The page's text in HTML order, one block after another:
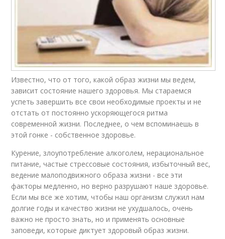
Известно, что от того, какой образ жизни мы ведем,
зависит состояние нашего здоровья. Мы стараемся
успеть завершить все свои необходимые проекты и не
отстать от постоянно ускоряющегося ритма
современной жизни. Последнее, о чем вспоминаешь в
этой гонке - собственное здоровье.
Курение, злоупотребление алкоголем, нерациональное
питание, частые стрессовые состояния, избыточный вес,
ведение малоподвижного образа жизни - все эти
факторы медленно, но верно разрушают наше здоровье.
Если мы все же хотим, чтобы наш организм служил нам
долгие годы и качество жизни не ухудшалось, очень
важно не просто знать, но и применять основные
заповеди, которые диктует здоровый образ жизни.